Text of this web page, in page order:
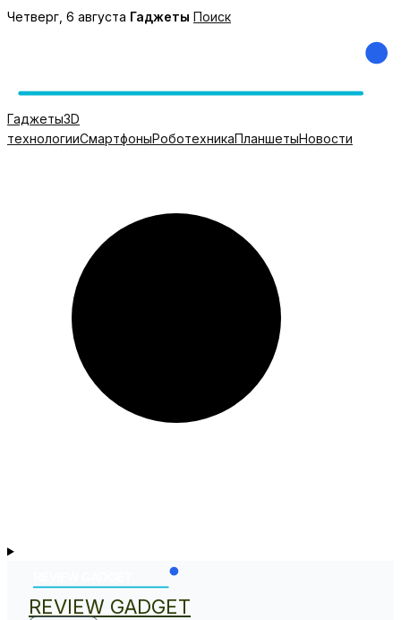
Перейти
Четверг, 6 августа Гаджеты Поиск
Гаджеты3D
технологииСмартфоныРоботехникаПланшетыНовости
REVIEW GADGET